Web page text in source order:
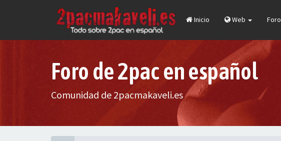
Inicio Web Foro
Foro de 2pac en español
Comunidad de 2pacmakaveli.es